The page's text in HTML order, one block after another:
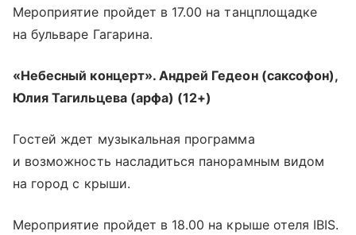
Мероприятие пройдет в 17.00 на танцплощадке
на бульваре Гагарина.
«Небесный концерт». Андрей Гедеон (саксофон),
Юлия Тагильцева (арфа) (12+)
Гостей ждет музыкальная программа
и возможность насладиться панорамным видом
на город с крыши.
Мероприятие пройдет в 18.00 на крыше отеля IBIS.